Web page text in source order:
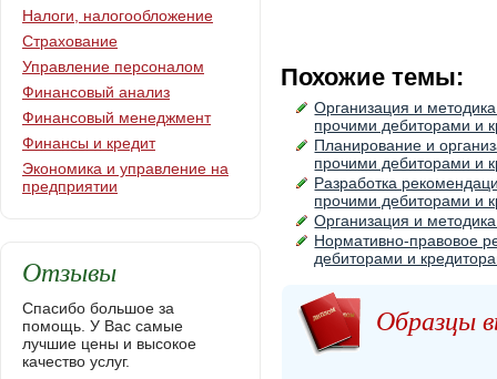
Похожие темы:
Организация и
прочими дебиторами и
Планирование и
прочими дебиторами и
Разработка
прочими дебиторами и
Организация и
Нормативно-правовое
дебиторами и
Образцы
Налоги, налогообложение
Страхование
Управление персоналом
Финансовый анализ
Финансовый менеджмент
Финансы и кредит
Экономика и управление на
предприятии
Отзывы
Спасибо большое за
помощь. У Вас самые
лучшие цены и высокое
качество услуг.